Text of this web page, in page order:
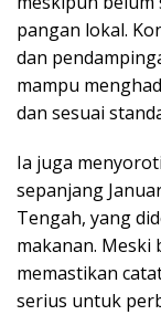
pangan lokal.
dan
mampu
dan sesuai
Ia juga
sepanjang
Tengah, yang
makanan. Meski
memastikan
serius untuk